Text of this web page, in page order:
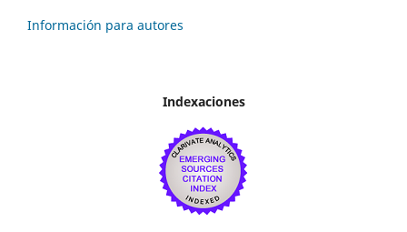
Información para autores
Indexaciones